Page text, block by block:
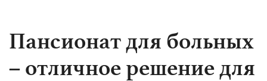
Пансионат для больных
– отличное решение для